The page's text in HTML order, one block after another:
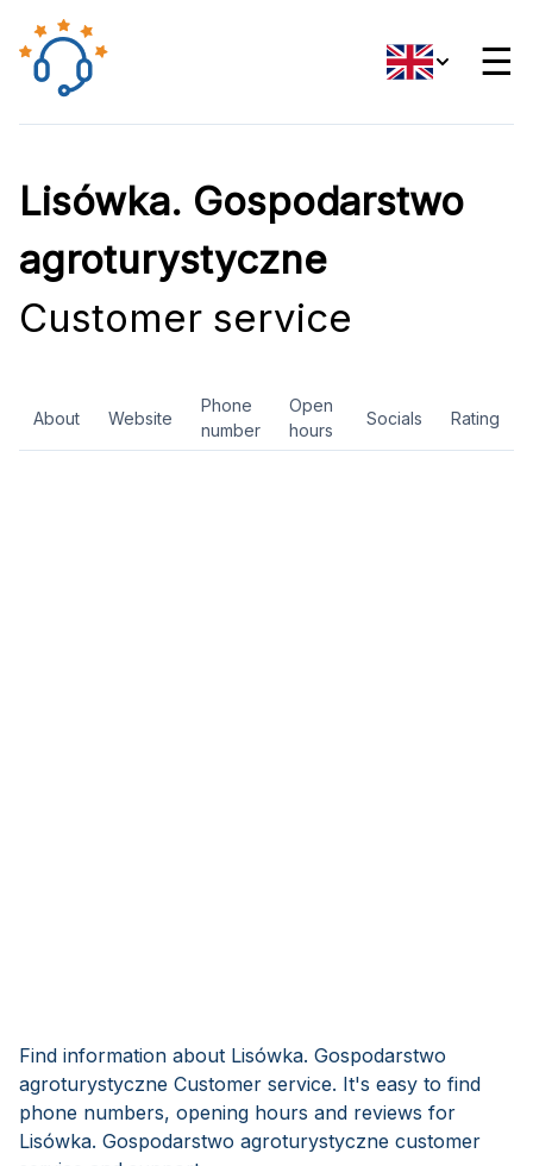
☰
Lisówka. Gospodarstwo
agroturystyczne
Customer service
About Website
Phone
number
Open
hours
Socials Rating
Find information about Lisówka. Gospodarstwo
agroturystyczne Customer service. It's easy to find
phone numbers, opening hours and reviews for
Lisówka. Gospodarstwo agroturystyczne customer